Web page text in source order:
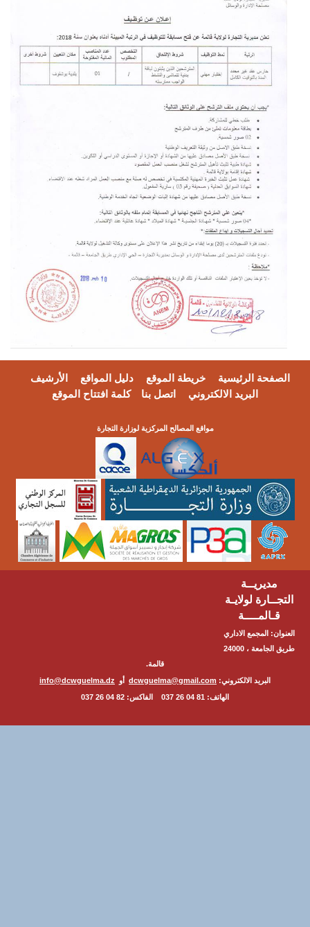
الرئيسية خريطة الموقع دليل المواقع
الأرشيف
البريد الالكتروني
اتصل بنا كلمة افتتاح الموقع
مواقع المصالح المركزية لوزارة التجارة
مديريــة
لولايـة
المجمع الاداري
طريق الجامعة ، 24000
البريد الالكتروني:dcwguelma@gmail.com أوinfo@dcwguelma.dz